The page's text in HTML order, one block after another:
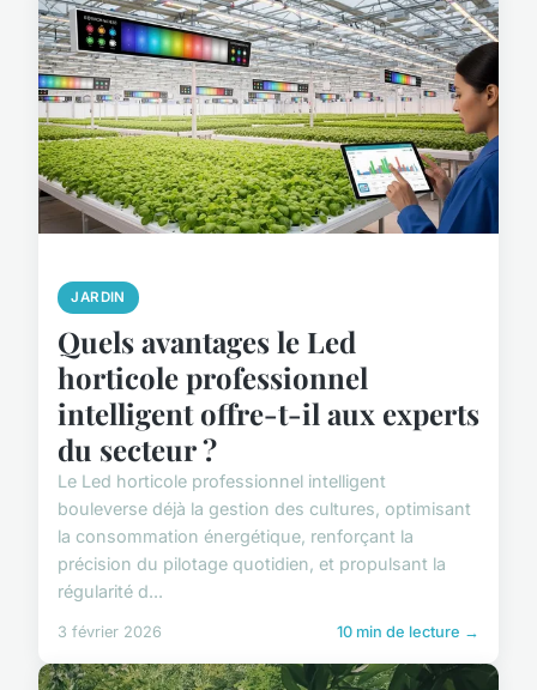
JARDIN
Quels avantages le Led
horticole professionnel
intelligent offre-t-il aux experts
du secteur ?
Le Led horticole professionnel intelligent
bouleverse déjà la gestion des cultures, optimisant
la consommation énergétique, renforçant la
précision du pilotage quotidien, et propulsant la
régularité d...
3 février 2026 10 min de lecture →